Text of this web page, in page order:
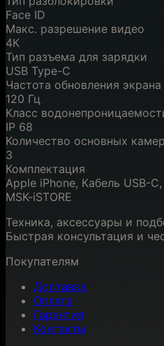
Face ID
Макс. разрешение видео
4К
Тип разъема для зарядки
USB Type-C
Частота обновления экрана
120 Гц
Класс
IP 68
Количество основных камер
3
Комплектация
Apple iPhone, Кабель USB-
MSK-iSTORE
Техника, аксессуары и
Быстрая консультация и
Покупателям
Доставка
Оплата
Гарантия
Контакты